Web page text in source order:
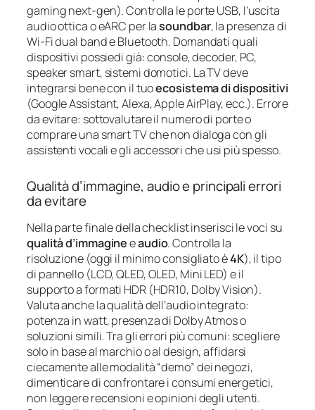
gaming next-gen). Controlla le porte USB, l’uscita
audio ottica o eARC per lasoundbar, la presenza di
Wi-Fi dual band e Bluetooth. Domandati quali
dispositivi possiedi già: console, decoder, PC,
speaker smart, sistemi domotici. La TV deve
integrarsi bene con il tuoecosistema di dispositivi
(Google Assistant, Alexa, Apple AirPlay, ecc.). Errore
da evitare: sottovalutare il numero di porte o
comprare una smart TV che non dialoga con gli
assistenti vocali e gli accessori che usi più spesso.
Qualità d’immagine, audio e principali errori
da evitare
Nella parte finale della checklist inserisci le voci su
qualità d’immagineeaudio. Controlla la
risoluzione (oggi il minimo consigliato è4K), il tipo
di pannello (LCD, QLED, OLED, Mini LED) e il
supporto a formati HDR (HDR10, Dolby Vision).
Valuta anche la qualità dell’audio integrato:
potenza in watt, presenza di Dolby Atmos o
soluzioni simili. Tra gli errori più comuni: scegliere
solo in base al marchio o al design, affidarsi
ciecamente alle modalità “demo” dei negozi,
dimenticare di confrontare i consumi energetici,
non leggere recensioni e opinioni degli utenti.